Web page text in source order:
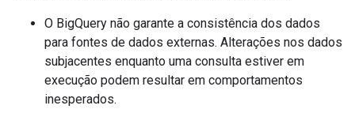
O BigQuery não garante a consistência dos dados
para fontes de dados externas. Alterações nos dados
subjacentes enquanto uma consulta estiver em
execução podem resultar em comportamentos
inesperados.